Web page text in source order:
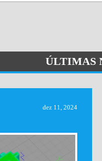
ÚLTIMAS
dez 11, 2024